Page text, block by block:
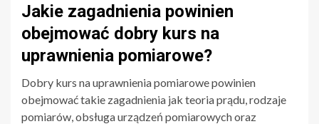
Jakie zagadnienia powinien
obejmować dobry kurs na
uprawnienia pomiarowe?
Dobry kurs na uprawnienia pomiarowe powinien
obejmować takie zagadnienia jak teoria prądu, rodzaje
pomiarów, obsługa urządzeń pomiarowych oraz